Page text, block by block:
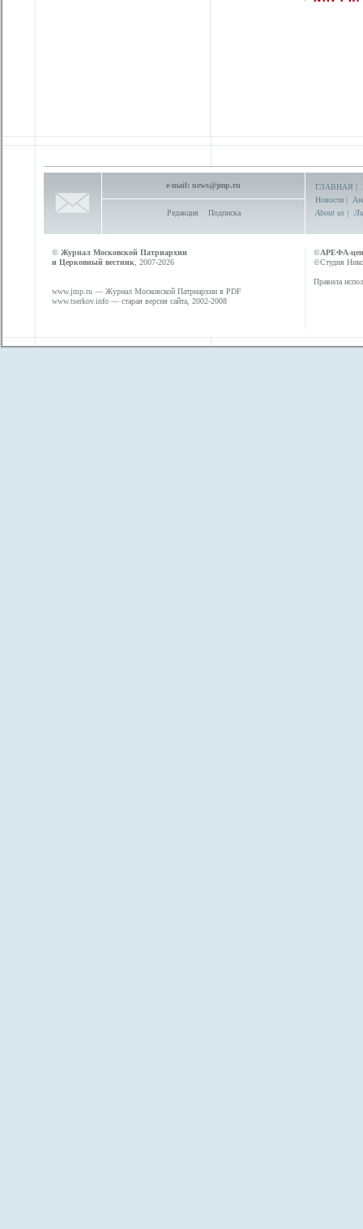
e-mail: news@jmp.ru
Редакция Подписка
ГЛАВНАЯ |
Новости |
About us |
© Журнал Московской Патриархии
и Церковный вестник , 2007-2026
www.jmp.ru — Журнал Московской Патриархии в PDF
www.tserkov.info — старая версия сайта, 2002-2008
©АРЕФА-
©Студия
Правила